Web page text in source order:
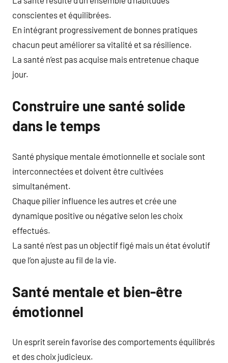
conscientes et équilibrées.
En intégrant progressivement de bonnes pratiques
chacun peut améliorer sa vitalité et sa résilience.
La santé n’est pas acquise mais entretenue chaque
jour.
Construire une santé solide
dans le temps
Santé physique mentale émotionnelle et sociale sont
interconnectées et doivent être cultivées
simultanément.
Chaque pilier influence les autres et crée une
dynamique positive ou négative selon les choix
effectués.
La santé n’est pas un objectif figé mais un état évolutif
que l’on ajuste au fil de la vie.
Santé mentale et bien-être
émotionnel
Un esprit serein favorise des comportements équilibrés
et des choix judicieux.